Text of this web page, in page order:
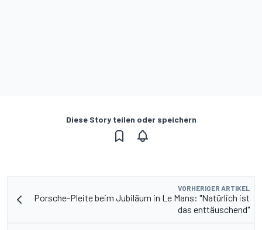
Diese Story teilen oder speichern
VORHERIGER ARTIKEL
Porsche-Pleite beim Jubiläum in Le Mans: "Natürlich ist
das enttäuschend"